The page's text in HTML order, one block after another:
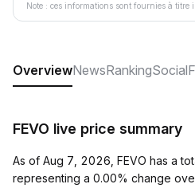
Note : ces informations sont fournies à titre
OverviewNewsRankingSocial
FEVO live price summary
As of Aug 7, 2026, FEVO has a
representing a 0.00% change